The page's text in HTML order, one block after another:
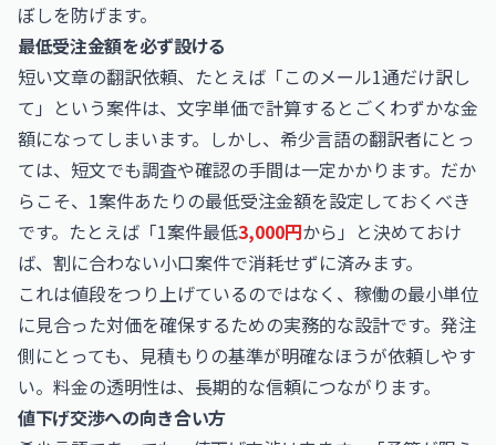
ぼしを防げます。
最低受注金額を必ず設ける
短い文章の翻訳依頼、たとえば「このメール1通だけ訳し
て」という案件は、文字単価で計算するとごくわずかな金
額になってしまいます。しかし、希少言語の翻訳者にとっ
ては、短文でも調査や確認の手間は一定かかります。だか
らこそ、1案件あたりの最低受注金額を設定しておくべき
です。たとえば「1案件最低3,000円から」と決めておけ
ば、割に合わない小口案件で消耗せずに済みます。
これは値段をつり上げているのではなく、稼働の最小単位
に見合った対価を確保するための実務的な設計です。発注
側にとっても、見積もりの基準が明確なほうが依頼しやす
い。料金の透明性は、長期的な信頼につながります。
値下げ交渉への向き合い方